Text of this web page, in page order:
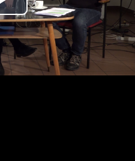
Play
Video